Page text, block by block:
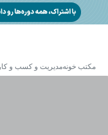
مکتب خونهمدیریت و کسب و کار